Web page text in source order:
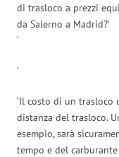
di trasloco a prezzi
da Salerno a Madrid?’
‘
‘
‘Il costo di un
distanza del trasloco.
esempio, sarà
tempo e del